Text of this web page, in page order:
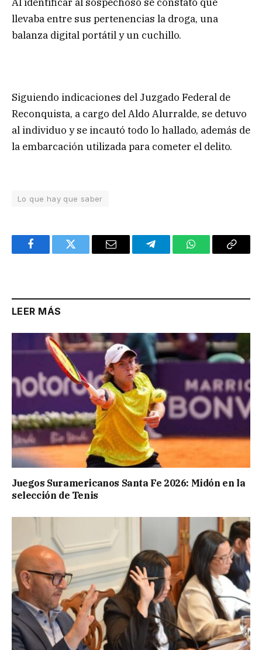
llevaba entre sus pertenencias la droga, una
balanza digital portátil y un cuchillo.
Siguiendo indicaciones del Juzgado Federal de
Reconquista, a cargo del Aldo Alurralde, se detuvo
al individuo y se incautó todo lo hallado, además de
la embarcación utilizada para cometer el delito.
Lo que hay que saber
FacebookTwitter Email TelegramWhatsAppCopy
LEER MÁS
Juegos Suramericanos Santa Fe 2026: Midón en la
selección de Tenis